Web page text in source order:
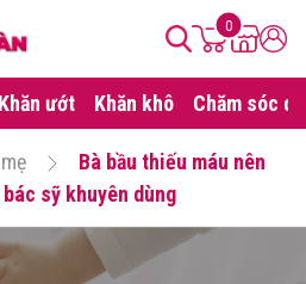
0
Khăn ướt Khăn khô Chăm sóc da
Bà bầu thiếu máu nên
sỹ khuyên dùng